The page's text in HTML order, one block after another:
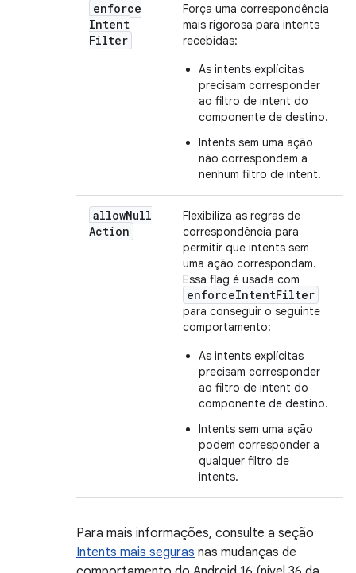
enforce
Intent
Filter
Força uma correspondência
mais rigorosa para intents
recebidas:
As intents explícitas
precisam corresponder
ao filtro de intent do
componente de destino.
Intents sem uma ação
não correspondem a
nenhum filtro de intent.
allowNull
Action
Flexibiliza as regras de
correspondência para
permitir que intents sem
uma ação correspondam.
Essa flag é usada com
enforceIntentFilter
para conseguir o seguinte
comportamento:
As intents explícitas
precisam corresponder
ao filtro de intent do
componente de destino.
Intents sem uma ação
podem corresponder a
qualquer filtro de
intents.
Para mais informações, consulte a seção
Intents mais seguras nas mudanças de